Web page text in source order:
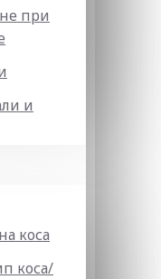
при
и
коса
коса/